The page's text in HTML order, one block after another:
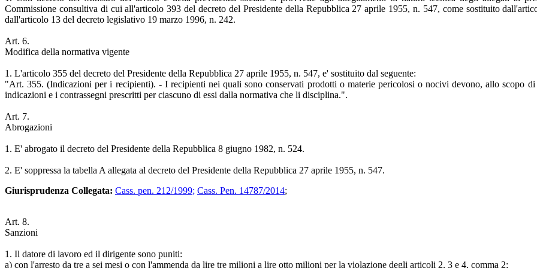
Commissione consultiva di cui all'articolo 393 del decreto del Presidente della Repubblica 27 aprile 1955, n. 547, come sostituito
dall'articolo 13 del decreto legislativo 19 marzo 1996, n. 242.
Art. 6.
Modifica della normativa vigente
1. L'articolo 355 del decreto del Presidente della Repubblica 27 aprile 1955, n. 547, e' sostituito dal seguente:
"Art. 355. (Indicazioni per i recipienti). - I recipienti nei quali sono conservati prodotti o materie pericolosi o nocivi devono, allo scopo
indicazioni e i contrassegni prescritti per ciascuno di essi dalla normativa che li disciplina.".
Art. 7.
Abrogazioni
1. E' abrogato il decreto del Presidente della Repubblica 8 giugno 1982, n. 524.
2. E' soppressa la tabella A allegata al decreto del Presidente della Repubblica 27 aprile 1955, n. 547.
Giurisprudenza Collegata: Cass. pen. 212/1999; Cass. Pen. 14787/2014;
Art. 8.
Sanzioni
1. Il datore di lavoro ed il dirigente sono puniti:
a) con l'arresto da tre a sei mesi o con l'ammenda da lire tre milioni a lire otto milioni per la violazione degli articoli 2, 3 e 4, comma 2;